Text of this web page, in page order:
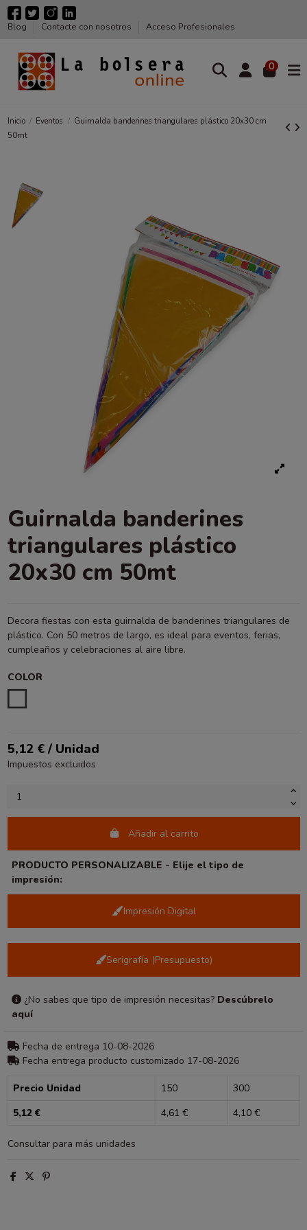
Blog Contacte con nosotros Acceso Profesionales
0
Inicio Eventos
Guirnalda banderines triangulares plástico 20x30 cm
50mt
Guirnalda banderines
triangulares plástico
20x30 cm 50mt
Decora fiestas con esta guirnalda de banderines triangulares de
plástico. Con 50 metros de largo, es ideal para eventos, ferias,
cumpleaños y celebraciones al aire libre.
COLOR
5,12 € / Unidad
Impuestos excluidos
Añadir al carrito
PRODUCTO PERSONALIZABLE - Elije el tipo de
impresión:
Impresión Digital
Serigrafía (Presupuesto)
¿No sabes que tipo de impresión necesitas?Descúbrelo
aquí
Fecha de entrega 10-08-2026
Fecha entrega producto customizado 17-08-2026
Precio Unidad 150
300
5,12 €
4,61 € 4,10 €
Consultar para más unidades